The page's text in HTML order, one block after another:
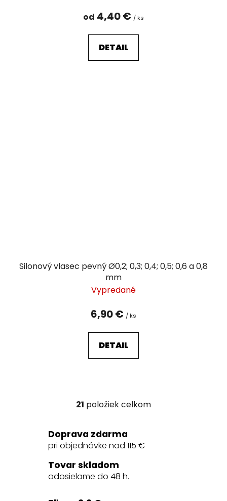
od 4,40 € / ks
DETAIL
Silonový vlasec pevný Ø0,2; 0,3; 0,4; 0,5; 0,6 a 0,8
mm
Vypredané
6,90 € / ks
DETAIL
O
l
á
a
c
21 položiek celkom
Doprava zdarma
pri objednávke nad 115 €
Tovar skladom
odosielame do 48 h.